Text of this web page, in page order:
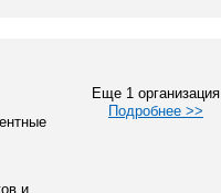
Еще 1 организация
Подробнее >>
и